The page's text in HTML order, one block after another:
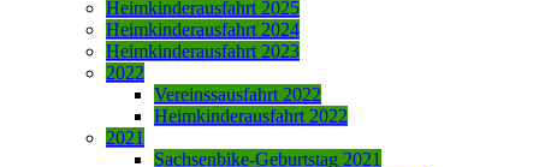
Heimkinderausfahrt 2025
Heimkinderausfahrt 2024
Heimkinderausfahrt 2023
2022
Vereinssausfahrt 2022
Heimkinderausfahrt 2022
2021
Sachsenbike-Geburtstag 2021